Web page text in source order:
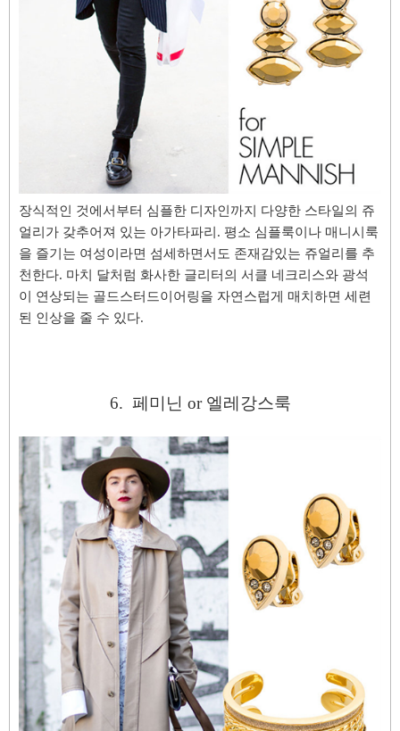
장식적인 것에서부터 심플한 디자인까지 다양한 스타일의 쥬
얼리가 갖추어져 있는 아가타파리. 평소 심플룩이나 매니시룩
을 즐기는 여성이라면 섬세하면서도 존재감있는 쥬얼리를 추
천한다. 마치 달처럼 화사한 글리터의 서클 네크리스와 광석
이 연상되는 골드스터드이어링을 자연스럽게 매치하면 세련
된 인상을 줄 수 있다.
6. 페미닌 or 엘레강스룩